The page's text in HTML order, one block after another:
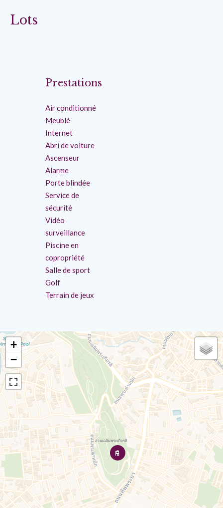
Lots
Prestations
Air conditionné
Meublé
Internet
Abri de voiture
Ascenseur
Alarme
Porte blindée
Service de
sécurité
Vidéo
surveillance
Piscine en
copropriété
Salle de sport
Golf
Terrain de jeux
+
−